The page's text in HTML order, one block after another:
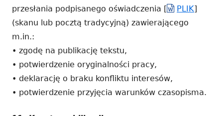
przesłania podpisanego oświadczenia [
PLIK]
(skanu lub pocztą tradycyjną) zawierającego
m.in.:
• zgodę na publikację tekstu,
• potwierdzenie oryginalności pracy,
• deklarację o braku konfliktu interesów,
• potwierdzenie przyjęcia warunków czasopisma.